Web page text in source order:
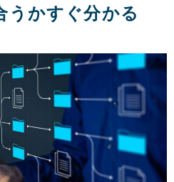
うかすぐ分かる